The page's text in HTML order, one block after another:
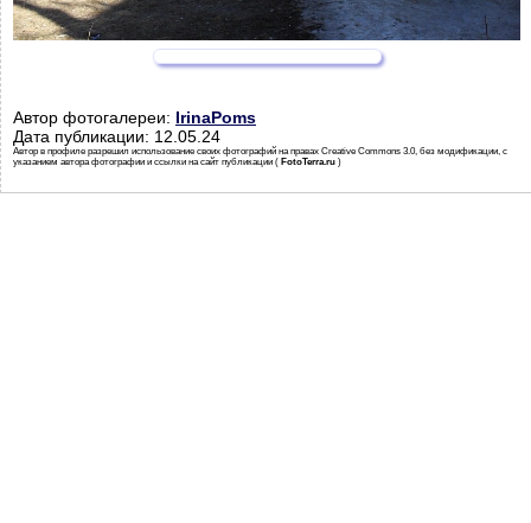
Автор фотогалереи: IrinaPoms
Дата публикации: 12.05.24
Автор в профиле разрешил использование своих фотографий на правах Creative Commons 3.0, без модификации, с
указанием автора фотографии и ссылки на сайт публикации ( FotoTerra.ru )